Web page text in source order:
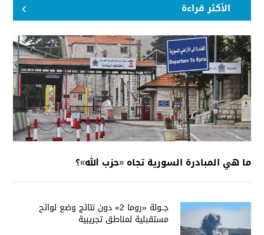
الأكثر قراءة
ما هي المبادرة السورية تجاه «حزب الله»؟
جــولة «روما 2» دون نتائج وضع لوائح
مستقبلية لمناطق تجريبية